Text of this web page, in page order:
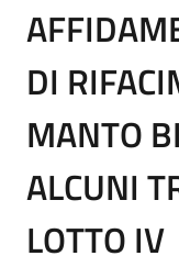
DI
MANTO
ALCUNI
LOTTO IV